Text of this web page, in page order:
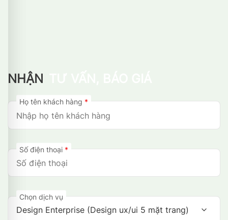
NHẬN
Họ tên khách hàng *
Số điện thoại *
Chọn dịch vụ